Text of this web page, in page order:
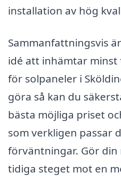
installation av hög
Sammanfattningsvis
idé att inhämtar
för solpaneler i
göra så kan du
bästa möjliga priset
som verkligen passar
förväntningar. Gör din
tidiga steget mot en